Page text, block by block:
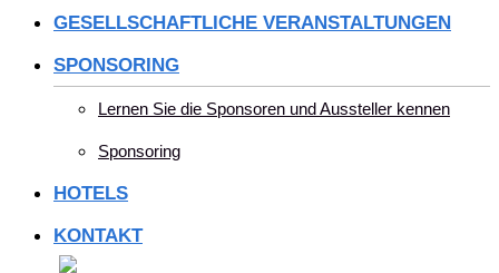
GESELLSCHAFTLICHE VERANSTALTUNGEN
SPONSORING
Lernen Sie die Sponsoren und Aussteller kennen
Sponsoring
HOTELS
KONTAKT